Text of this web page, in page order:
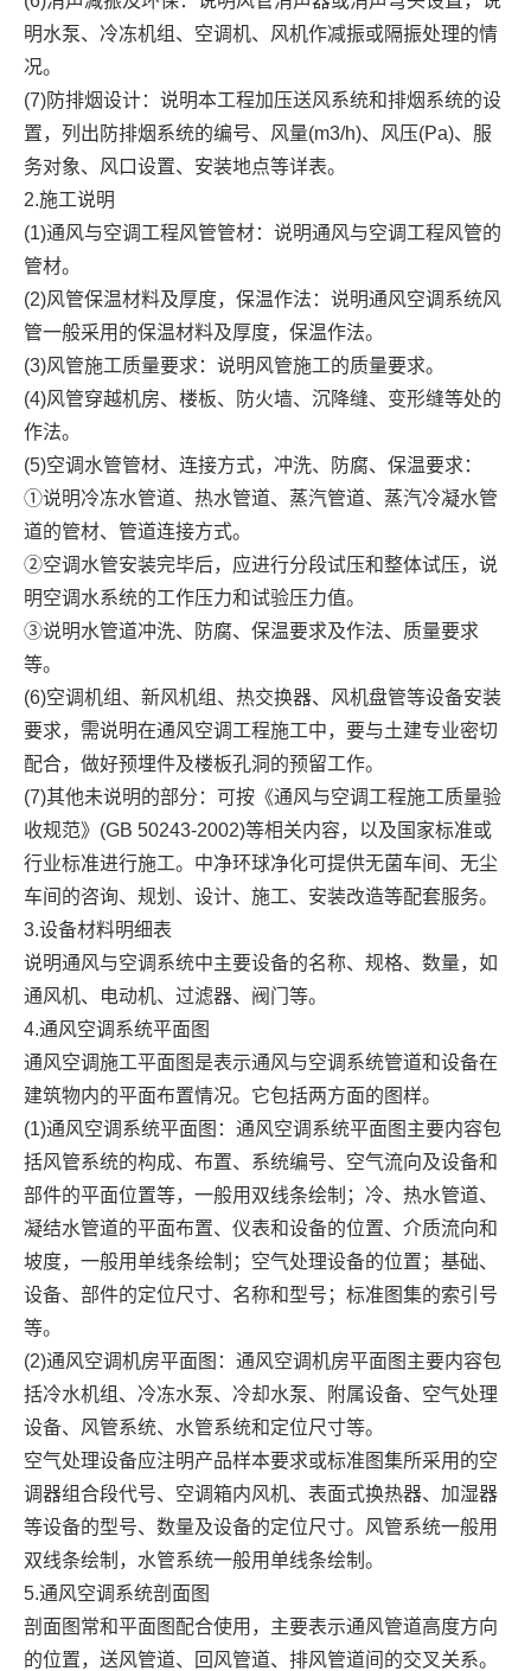
明水泵、冷冻机组、空调机、风机作减振或隔振处理的情
况。
(7)防排烟设计：说明本工程加压送风系统和排烟系统的设
置，列出防排烟系统的编号、风量(m3/h)、风压(Pa)、服
务对象、风口设置、安装地点等详表。
2.施工说明
(1)通风与空调工程风管管材：说明通风与空调工程风管的
管材。
(2)风管保温材料及厚度，保温作法：说明通风空调系统风
管一般采用的保温材料及厚度，保温作法。
(3)风管施工质量要求：说明风管施工的质量要求。
(4)风管穿越机房、楼板、防火墙、沉降缝、变形缝等处的
作法。
(5)空调水管管材、连接方式，冲洗、防腐、保温要求：
①说明冷冻水管道、热水管道、蒸汽管道、蒸汽冷凝水管
道的管材、管道连接方式。
②空调水管安装完毕后，应进行分段试压和整体试压，说
明空调水系统的工作压力和试验压力值。
③说明水管道冲洗、防腐、保温要求及作法、质量要求
等。
(6)空调机组、新风机组、热交换器、风机盘管等设备安装
要求，需说明在通风空调工程施工中，要与土建专业密切
配合，做好预埋件及楼板孔洞的预留工作。
(7)其他未说明的部分：可按《通风与空调工程施工质量验
收规范》(GB 50243-2002)等相关内容，以及国家标准或
行业标准进行施工。中净环球净化可提供无菌车间、无尘
车间的咨询、规划、设计、施工、安装改造等配套服务。
3.设备材料明细表
说明通风与空调系统中主要设备的名称、规格、数量，如
通风机、电动机、过滤器、阀门等。
4.通风空调系统平面图
通风空调施工平面图是表示通风与空调系统管道和设备在
建筑物内的平面布置情况。它包括两方面的图样。
(1)通风空调系统平面图：通风空调系统平面图主要内容包
括风管系统的构成、布置、系统编号、空气流向及设备和
部件的平面位置等，一般用双线条绘制；冷、热水管道、
凝结水管道的平面布置、仪表和设备的位置、介质流向和
坡度，一般用单线条绘制；空气处理设备的位置；基础、
设备、部件的定位尺寸、名称和型号；标准图集的索引号
等。
(2)通风空调机房平面图：通风空调机房平面图主要内容包
括冷水机组、冷冻水泵、冷却水泵、附属设备、空气处理
设备、风管系统、水管系统和定位尺寸等。
空气处理设备应注明产品样本要求或标准图集所采用的空
调器组合段代号、空调箱内风机、表面式换热器、加湿器
等设备的型号、数量及设备的定位尺寸。风管系统一般用
双线条绘制，水管系统一般用单线条绘制。
5.通风空调系统剖面图
剖面图常和平面图配合使用，主要表示通风管道高度方向
的位置，送风管道、回风管道、排风管道间的交叉关系。